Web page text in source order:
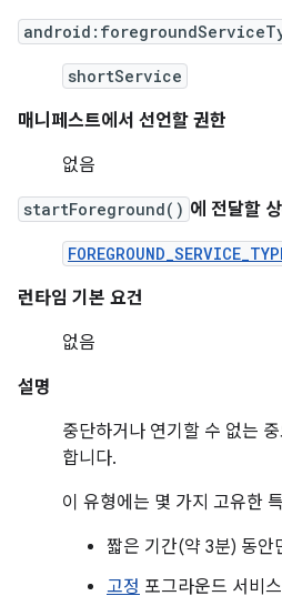
shortService
매니페스트에서 선언할 권한
없음
startForeground() 에 전달할
런타임 기본 요건
없음
설명
중단하거나 연기할 수 없는
합니다.
이 유형에는 몇 가지 고유한
짧은 기간(약 3분) 동안
고정 포그라운드 서비